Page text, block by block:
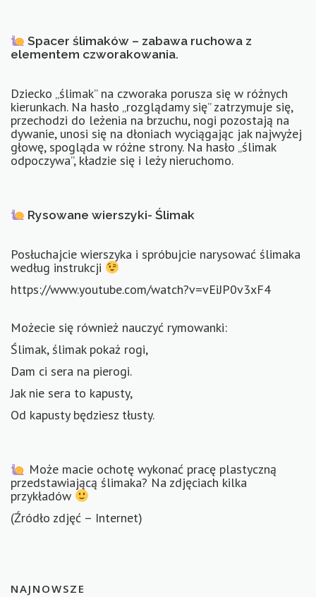
Spacer ślimaków – zabawa ruchowa z
elementem czworakowania.
Dziecko „ślimak” na czworaka porusza się w różnych
kierunkach. Na hasło „rozglądamy się” zatrzymuje się,
przechodzi do leżenia na brzuchu, nogi pozostają na
dywanie, unosi się na dłoniach wyciągając jak najwyżej
głowę, spogląda w różne strony. Na hasło „ślimak
odpoczywa”, kładzie się i leży nieruchomo.
Rysowane wierszyki- Ślimak
Posłuchajcie wierszyka i spróbujcie narysować ślimaka
według instrukcji
https://www.youtube.com/watch?v=vEiJP0v3xF4
Możecie się również nauczyć rymowanki:
Ślimak, ślimak pokaż rogi,
Dam ci sera na pierogi.
Jak nie sera to kapusty,
Od kapusty będziesz tłusty.
Może macie ochotę wykonać pracę plastyczną
przedstawiającą ślimaka? Na zdjęciach kilka
przykładów
(Źródło zdjęć – Internet)
NAJNOWSZE